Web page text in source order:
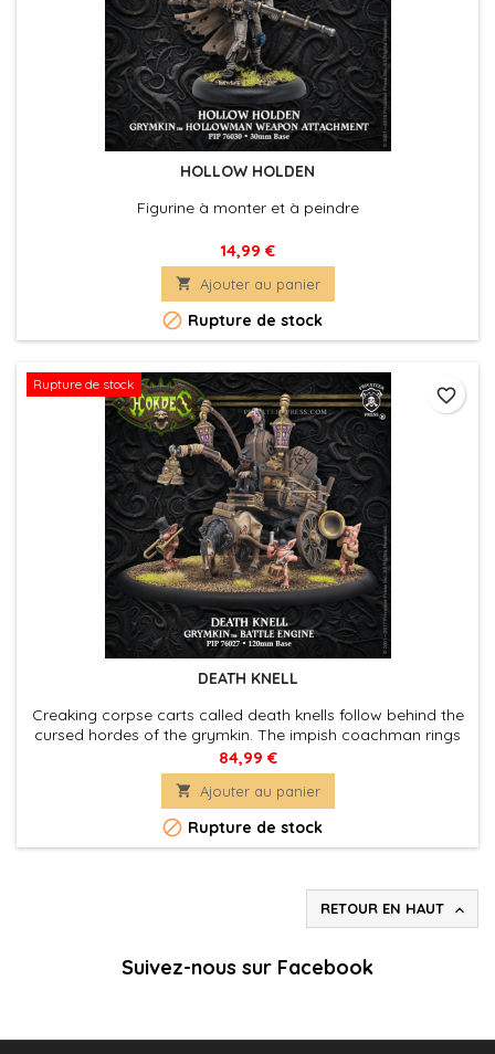
HOLLOW HOLDEN
Figurine à monter et à peindre
14,99 €
 Ajouter au panier
 Rupture de stock
Rupture de stock
DEATH KNELL
Creaking corpse carts called death knells follow behind the
cursed hordes of the grymkin. The impish coachman rings
its somber bell as a warning to all who would dare
disrespect the dead, and its toll can be felt as a chill down
to the marrow.
84,99 €
 Ajouter au panier
 Rupture de stock
favorite_border
RETOUR EN HAUT 
Suivez-nous sur Facebook